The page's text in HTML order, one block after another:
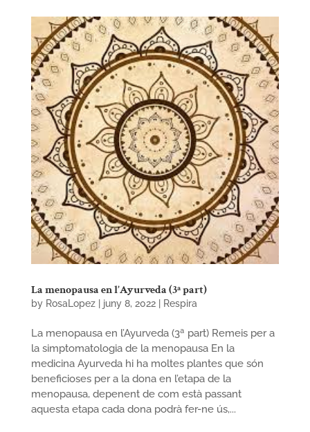
La menopausa en l’Ayurveda (3ª part)
by RosaLopez| juny 8, 2022| Respira
La menopausa en l’Ayurveda (3ª part) Remeis per a
la simptomatologia de la menopausa En la
medicina Ayurveda hi ha moltes plantes que són
beneficioses per a la dona en l’etapa de la
menopausa, depenent de com està passant
aquesta etapa cada dona podrà fer-ne ús,...